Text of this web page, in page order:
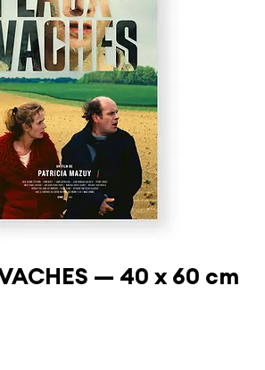
— 40 x 60 cm